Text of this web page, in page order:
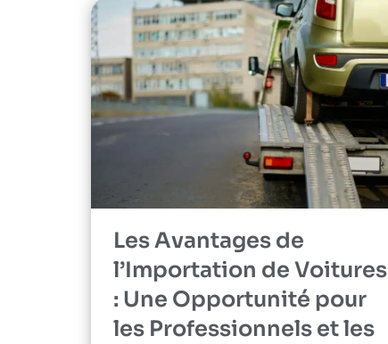
Les Avantages de
l’Importation de Voitures
: Une Opportunité pour
les Professionnels et les